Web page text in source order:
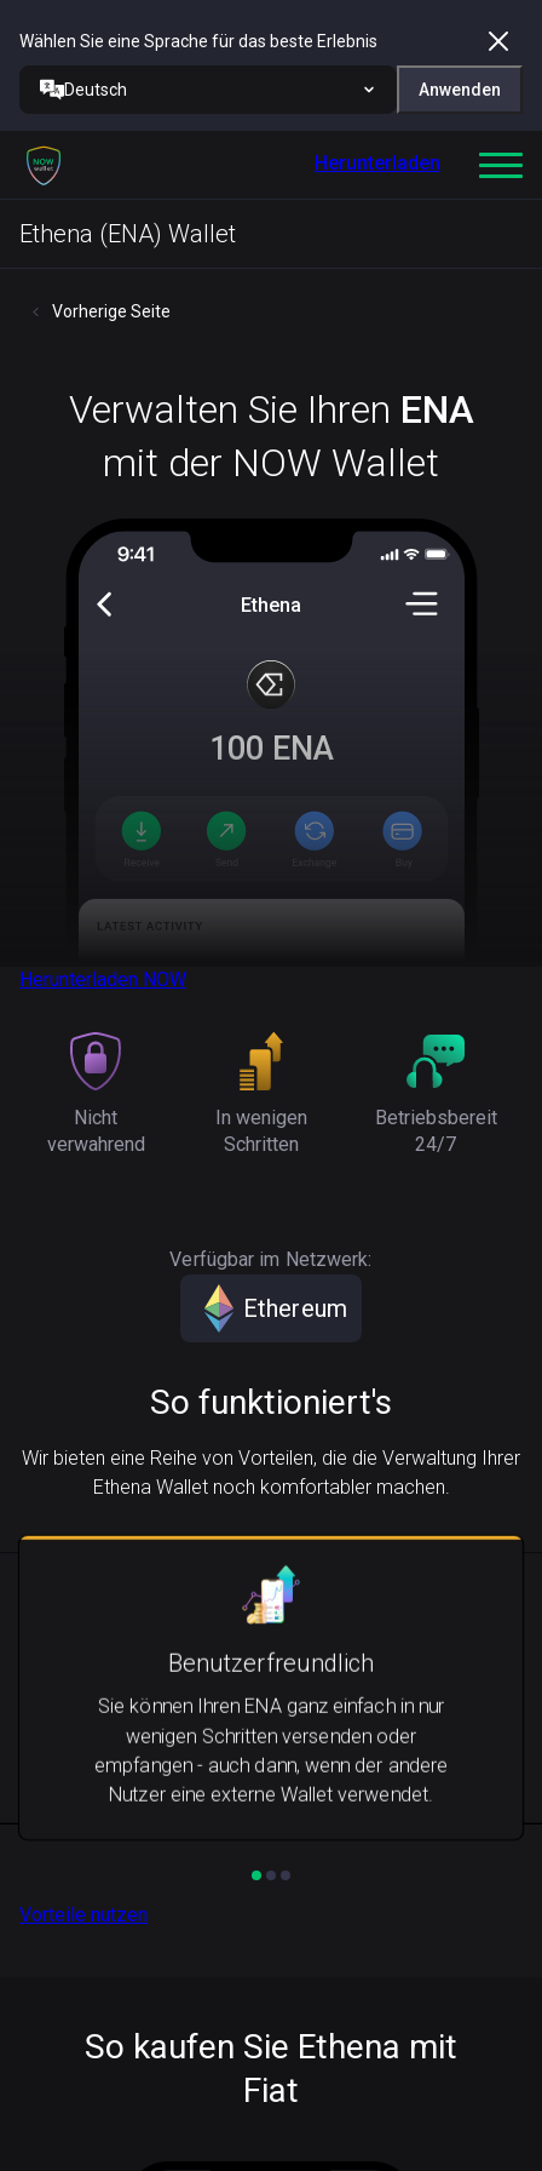
Wählen Sie eine Sprache für das beste Erlebnis
Deutsch Anwenden
Herunterladen
Ethena (ENA) Wallet
Vorherige Seite
Verwalten Sie Ihren ENA
mit der NOW Wallet
Ethena
100 ENA
Herunterladen NOW
Nicht
verwahrend
In wenigen
Schritten
Betriebsbereit
24/7
Verfügbar im Netzwerk:
Ethereum
So funktioniert's
Wir bieten eine Reihe von Vorteilen, die die Verwaltung Ihrer
Ethena Wallet noch komfortabler machen.
Benutzerfreundlich
Sie können Ihren ENA ganz einfach in nur
wenigen Schritten versenden oder
empfangen - auch dann, wenn der andere
Nutzer eine externe Wallet verwendet.
Vorteile nutzen
So kaufen Sie Ethena mit
Fiat